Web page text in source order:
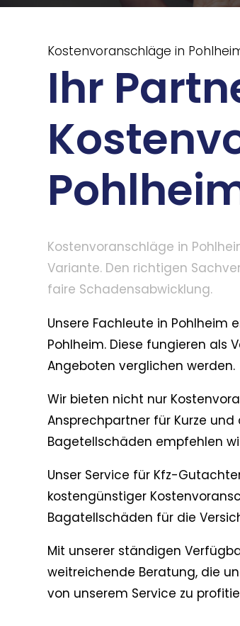
Kostenvoranschläge in
Ihr
Kostenvoranschläge in
Variante. Den richtigen
faire Schadensabwicklung.
Unsere Fachleute in Pohlheim
Pohlheim. Diese fungieren als
Angeboten verglichen werden.
Wir bieten nicht nur
Ansprechpartner für Kurze
Bagetellschäden empfehlen
Unser Service für Kfz-
kostengünstiger
Bagatellschäden für die
Mit unserer ständigen
weitreichende Beratung, die
von unserem Service zu